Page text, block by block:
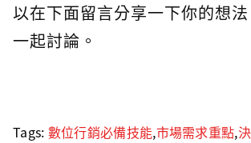
以在下面留言分享一下你的想
一起討論。
Tags: 數位行銷必備技能,市場需求重點,